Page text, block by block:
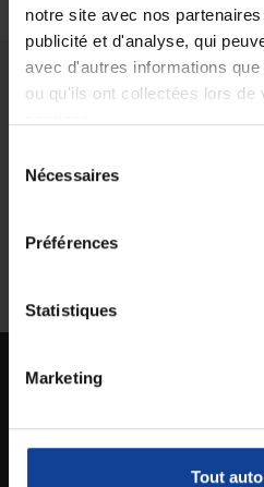
notre site avec nos
publicité et d'analyse, qui
avec d'autres informations
ou qu'ils ont collectées lors de
Nécessaires
Préférences
Statistiques
Marketing
Tout
Livraison gratuite
En magasin Technicien de santé
Expédition
destiné aux particuliers et aux professionnels